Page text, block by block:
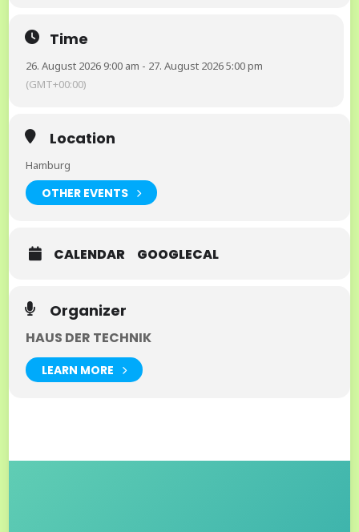
Time
26. August 2026 9:00 am - 27. August 2026 5:00 pm
(GMT+00:00)
Location
Hamburg
OTHER EVENTS
CALENDAR GOOGLECAL
Organizer
HAUS DER TECHNIK
LEARN MORE